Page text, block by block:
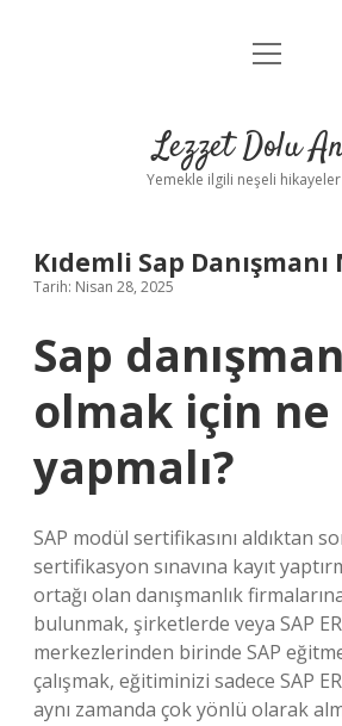
Anasayfa
Yasal Uyarı
menüyü
Lezzet Dolu
Yemekle ilgili neşeli
Kıdemli Sap
Tarih: Nisan 28, 2025
Sap
olmak için ne
yapmalı?
SAP modül sertifikasını aldıktan
sertifikasyon sınavına kayıt
ortağı olan danışmanlık
bulunmak, şirketlerde veya SAP
merkezlerinden birinde SAP
çalışmak, eğitiminizi sadece SAP
aynı zamanda çok yönlü olarak